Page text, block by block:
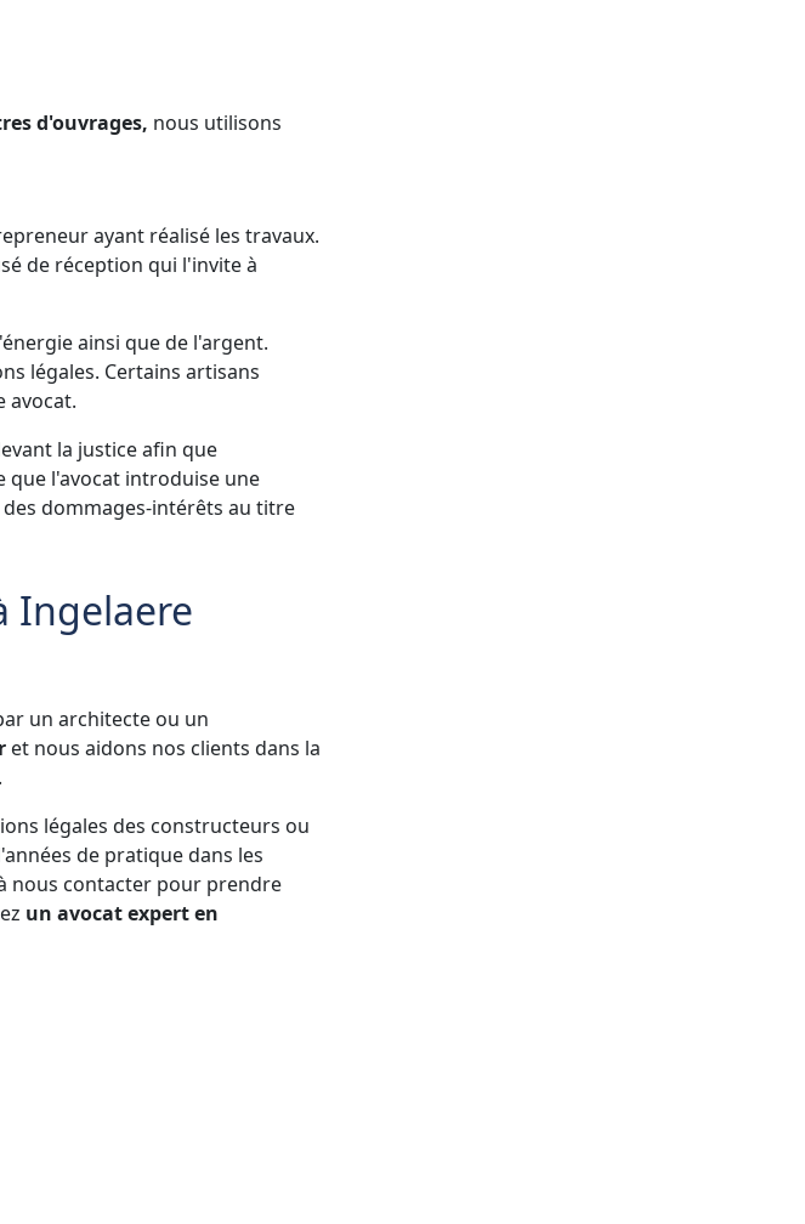
d'ouvrages, nous utilisons
ayant réalisé les travaux.
de réception qui l'invite à
ainsi que de l'argent.
légales. Certains artisans
avocat.
la justice afin que
que l'avocat introduise une
dommages-intérêts au titre
Ingelaere
un architecte ou un
et nous aidons nos clients dans la
légales des constructeurs ou
de pratique dans les
nous contacter pour prendre
un avocat expert en